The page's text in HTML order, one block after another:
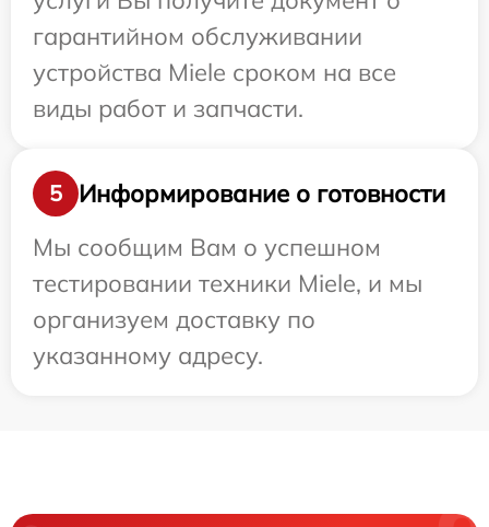
гарантийном обслуживании
устройства Miele сроком на все
виды работ и запчасти.
5
Информирование о готовности
Мы сообщим Вам о успешном
тестировании техники Miele, и мы
организуем доставку по
указанному адресу.